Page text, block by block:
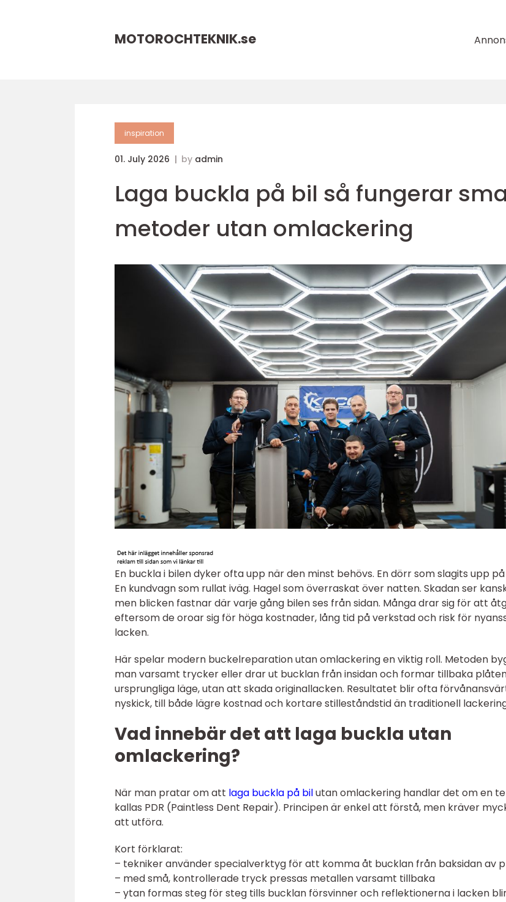
MOTOROCHTEKNIK.se
inspiration
01. July 2026 by admin
Laga buckla på bil så fungerar
metoder utan omlackering
En buckla i bilen dyker ofta upp när den minst behövs. En dörr som slagits upp
En kundvagn som rullat iväg. Hagel som överraskat över natten. Skadan ser
men blicken fastnar där varje gång bilen ses från sidan. Många drar sig för att
eftersom de oroar sig för höga kostnader, lång tid på verkstad och risk för
lacken.
Här spelar modern buckelreparation utan omlackering en viktig roll. Metoden
man varsamt trycker eller drar ut bucklan från insidan och formar tillbaka
ursprungliga läge, utan att skada originallacken. Resultatet blir ofta
nyskick, till både lägre kostnad och kortare stilleståndstid än traditionell
Vad innebär det att laga buckla utan
omlackering?
När man pratar om att laga buckla på bilutan omlackering handlar det om en
kallas PDR (Paintless Dent Repair). Principen är enkel att förstå, men kräver
att utföra.
Kort förklarat:
– tekniker använder specialverktyg för att komma åt bucklan från baksidan av
– med små, kontrollerade tryck pressas metallen varsamt tillbaka
– ytan formas steg för steg tills bucklan försvinner och reflektionerna i lacken